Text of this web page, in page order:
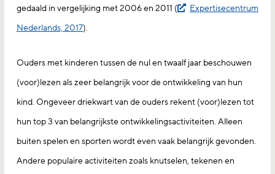
gedaald in vergelijking met 2006 en 2011 (
Expertisecentrum
Nederlands, 2017).
Ouders met kinderen tussen de nul en twaalf jaar beschouwen
(voor)lezen als zeer belangrijk voor de ontwikkeling van hun
kind. Ongeveer driekwart van de ouders rekent (voor)lezen tot
hun top 3 van belangrijkste ontwikkelingsactiviteiten. Alleen
buiten spelen en sporten wordt even vaak belangrijk gevonden.
Andere populaire activiteiten zoals knutselen, tekenen en